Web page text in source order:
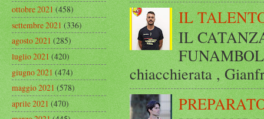
IL
IL
chiacchierata ,
ottobre 2021(458)
settembre 2021(336)
agosto 2021(285)
luglio 2021(420)
giugno 2021(474)
maggio 2021(578)
aprile 2021(470)